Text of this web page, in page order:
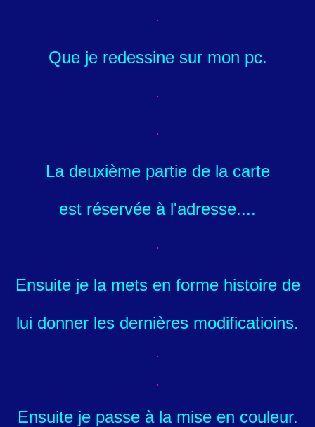
Que je redessine sur mon pc.
La deuxième partie de la carte
est réservée à l'adresse....
Ensuite je la mets en forme histoire de
lui donner les dernières modificatioins.
Ensuite je passe à la mise en couleur.